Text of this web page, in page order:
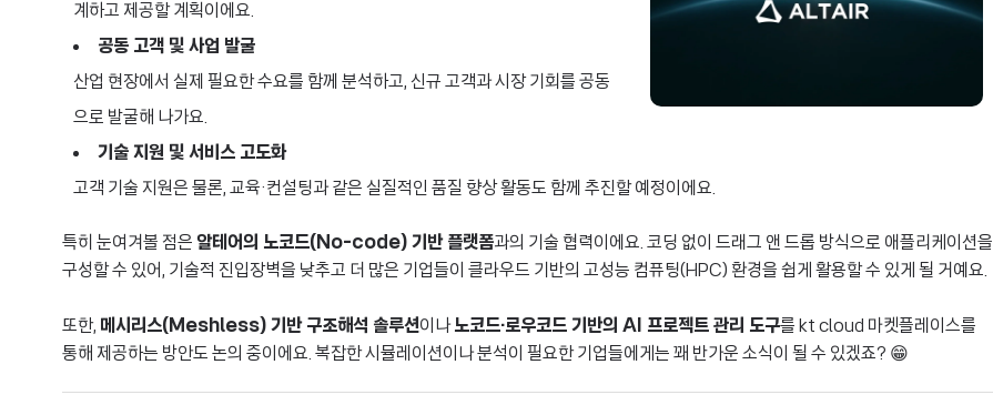
계하고 제공할 계획이에요.
공동 고객 및 사업 발굴
산업 현장에서 실제 필요한 수요를 함께 분석하고, 신규 고객과 시장 기회를 공동
으로 발굴해 나가요.
기술 지원 및 서비스 고도화
고객 기술 지원은 물론, 교육·컨설팅과 같은 실질적인 품질 향상 활동도 함께 추진할 예정이에요.
특히 눈여겨볼 점은 알테어의 노코드(No-code) 기반 플랫폼과의 기술 협력이에요. 코딩 없이 드래그 앤 드롭 방식으로 애플리케이션을
구성할 수 있어, 기술적 진입장벽을 낮추고 더 많은 기업들이 클라우드 기반의 고성능 컴퓨팅(HPC) 환경을 쉽게 활용할 수 있게 될 거예요.
또한, 메시리스(Meshless) 기반 구조해석 솔루션이나노코드·로우코드 기반의 AI 프로젝트 관리 도구를 kt cloud 마켓플레이스를
통해 제공하는 방안도 논의 중이에요. 복잡한 시뮬레이션이나 분석이 필요한 기업들에게는 꽤 반가운 소식이 될 수 있겠죠? 😁